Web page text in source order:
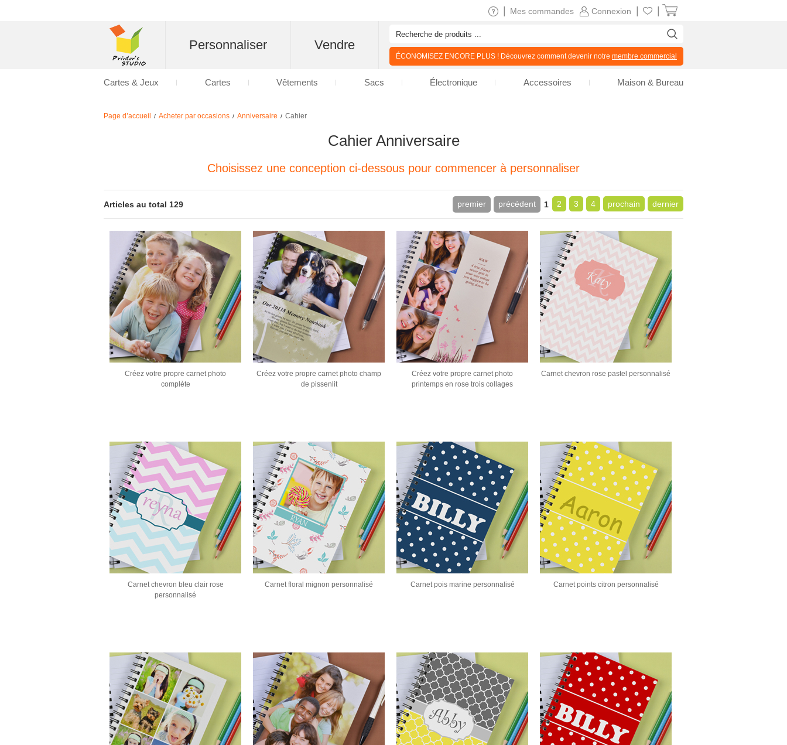
Page d’accueil / Acheter par occasions / Anniversaire / Cahier
Cahier Anniversaire
Choisissez une conception ci-dessous pour commencer à personnaliser
Articles au total 129 premier précédent 1 2 3 4 prochain dernier
Créez votre propre carnet photo
complète
Créez votre propre carnet photo champ
de pissenlit
Créez votre propre carnet photo
printemps en rose trois collages
Carnet chevron rose pastel personnalisé
Carnet chevron bleu clair rose
personnalisé
Carnet floral mignon personnalisé Carnet pois marine personnalisé Carnet points citron personnalisé
Connexion
Mes commandes
Personnaliser Vendre
ÉCONOMISEZ ENCORE PLUS ! Découvrez comment devenir notre membre commercial
Cartes & Jeux Cartes Vêtements Sacs Électronique Accessoires Maison & Bureau